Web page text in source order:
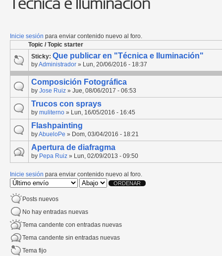
Técnica e Iluminación
Inicie sesión para enviar contenido nuevo al foro.
Topic / Topic starter
Sticky: Que publicar en "Técnica e Iluminación"
byAdministrador » Lun, 20/06/2016 - 18:37
Composición Fotográfica
by Jose Ruiz » Jue, 08/06/2017 - 06:53
Trucos con sprays
by muliterno » Lun, 16/05/2016 - 16:45
Flashpainting
byAbueloPe » Dom, 03/04/2016 - 18:21
Apertura de diafragma
by Pepa Ruiz » Lun, 02/09/2013 - 09:50
Inicie sesión para enviar contenido nuevo al foro.
Order by
Ordenar
Posts nuevos
No hay entradas nuevas
Tema candente con entradas nuevas
Tema candente sin entradas nuevas
Tema fijo